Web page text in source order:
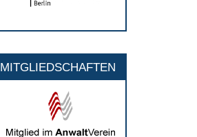
MITGLIEDSCHAFTEN